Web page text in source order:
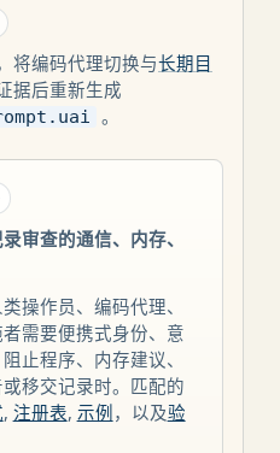
将编码代理切换与长期目
据后重新生成
。
审查的通信、内存、
操作员、编码代理、
需要便携式身份、意
止程序、内存建议、
移交记录时。匹配的
, 注册表, 示例 ，以及验